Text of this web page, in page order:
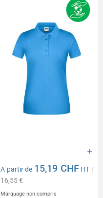
A partir de 15,19 CHF HT |
16,55 €
Marquage non compris